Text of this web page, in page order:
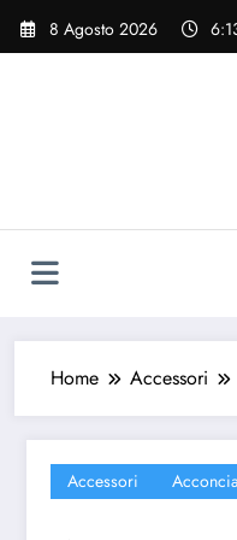
Vai
8 Agosto 2026
Home Accessori
Accessori